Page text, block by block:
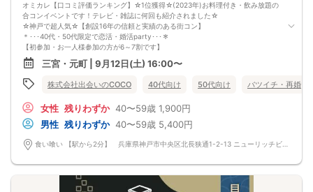
※料理内容は仕入れ状況によって変わります。
写真はイメージとなります。
《フリードリンク(90L.O)》
☆店員さんがご丁寧に一杯ずつ手作り致します！
100種類以上の豊富なドリンクメニュー♪
□ビール
□チューハイ
□ハイボール
□グラスワイン
□焼酎
□各種チューハイ
□各種サワー
【 服装 】
【 参加定員数 】
🔳最小開催人数：2対2
オミカレ【口コミ評価ランキング】☆1位獲得☆(2023年)お料理付き・飲み放題の
合コンイベントです！テレビ・雑誌に何回も紹介されました☆
☆神戸で超人気☆【創設16年の信頼と実績のある街コン】
＊･･･40代・50代限定で恋活・婚活party･･･＊
【初参加・お一人様参加の方が6～7割です】
安心してご参加ください♪
お一人様でも気軽に参加できるparty☆
当イベントスタッフが参加者様の立場に立って、最初から最後まで徹底的にサポ
ートします♪
ー！
【駅から1分】【契約農場より直送の新鮮食材】【新築居酒屋貸切】【こだわりの
開放空間】【豊富なドリンクメニュー】
■□完全着席♪MCによる席がえあり！ 結婚式の二次会の有名店でBIG合コン
PARTY■□
MCによる席替え‼︎約20分に1度可能な限り席替えを設けており、都度LINE交換タ
嬉しい！お料理はビュッフェ形式ではなく、店員さんがご丁寧にお席までお持ち
三宮・元町 | 9月12日(土) 16:00〜
株式会社出会いのCOCO 40代向け 50代向け バツイチ・再婚
女性 残りわずか 40〜59歳 1,900円
男性 残りわずか 40〜59歳 5,400円